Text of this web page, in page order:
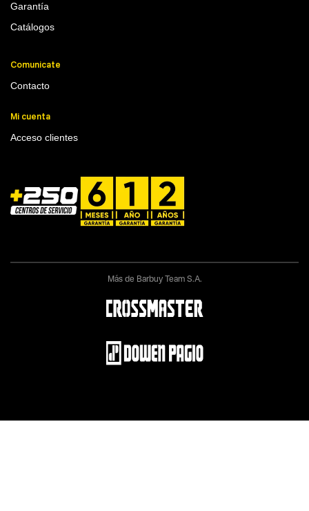
Garantía
Catálogos
Comunicate
Contacto
Mi cuenta
Acceso clientes
Más de Barbuy Team S.A.